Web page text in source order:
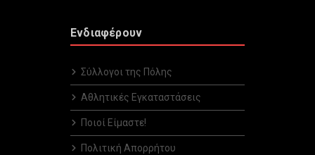
Ενδιαφέρουν
Σύλλογοι της Πόλης
Αθλητικές Εγκαταστάσεις
Ποιοί Είμαστε!
Πολιτική Απορρήτου